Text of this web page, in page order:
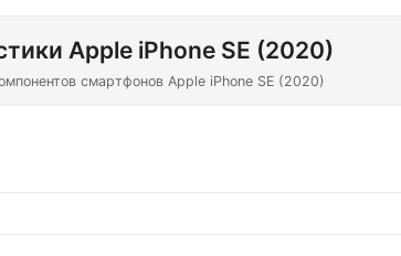
Apple iPhone SE (2020)
смартфонов Apple iPhone SE (2020)